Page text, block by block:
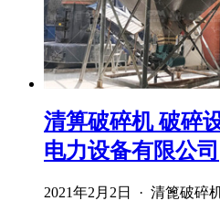
清箅破碎机 破碎
电力设备有限公司
2021年2月2日 · 清篦破碎